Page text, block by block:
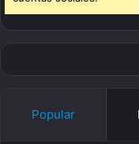
Popular